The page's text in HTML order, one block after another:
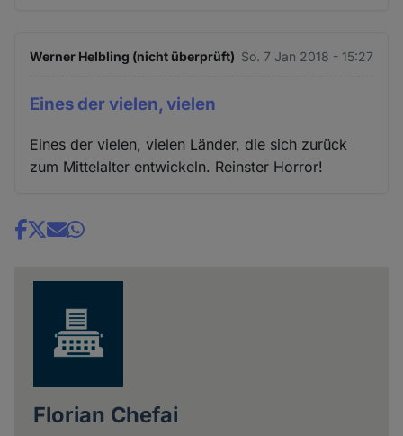
Werner Helbling (nicht überprüft) So. 7 Jan 2018 - 15:27
Eines der vielen, vielen
Eines der vielen, vielen Länder, die sich zurück
zum Mittelalter entwickeln. Reinster Horror!
Share
Florian Chefai